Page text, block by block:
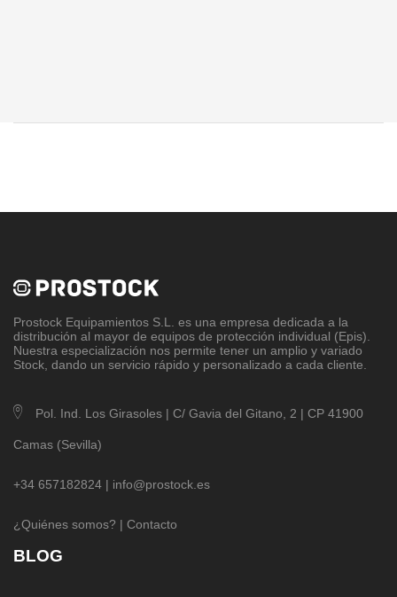
Prostock Equipamientos S.L
. es una empresa dedicada a la
distribución al mayor de equipos de protección individual (Epis).
Nuestra especialización nos permite tener un amplio y variado
Stock, dando un servicio rápido y personalizado a cada cliente.
Pol. Ind. Los Girasoles | C/ Gavia del Gitano, 2 | CP 41900
Camas (Sevilla)
+34 657182824 | info@prostock.es
¿Quiénes somos? | Contacto
BLOG